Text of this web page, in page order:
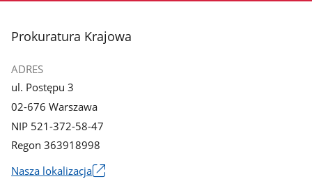
stopka
Prokuratura Krajowa
ADRES
ul. Postępu 3
02-676 Warszawa
NIP 521-372-58-47
Regon 363918998
Nasza lokalizacja